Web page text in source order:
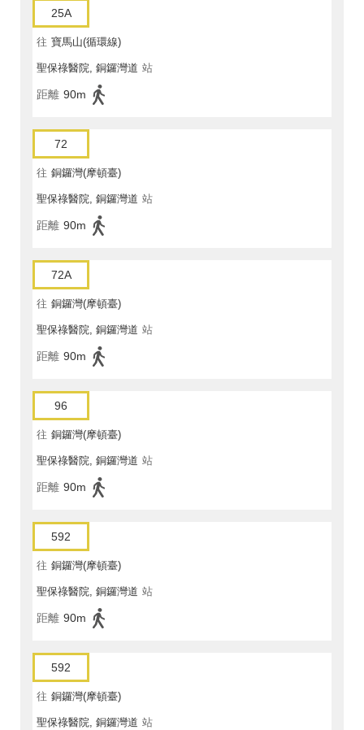
25A
往 寶馬山(循環線)
聖保祿醫院, 銅鑼灣道 站
距離 90m
72
往 銅鑼灣(摩頓臺)
聖保祿醫院, 銅鑼灣道 站
距離 90m
72A
往 銅鑼灣(摩頓臺)
聖保祿醫院, 銅鑼灣道 站
距離 90m
96
往 銅鑼灣(摩頓臺)
聖保祿醫院, 銅鑼灣道 站
距離 90m
592
往 銅鑼灣(摩頓臺)
聖保祿醫院, 銅鑼灣道 站
距離 90m
592
往 銅鑼灣(摩頓臺)
聖保祿醫院, 銅鑼灣道 站